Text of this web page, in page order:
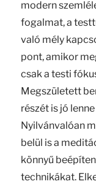
modern
fogalmat, a
való mély
pont, amikor
csak a testi
Megszületett
részét is jó
Nyilvánvalóan
belül is a
könnyű
technikákat.